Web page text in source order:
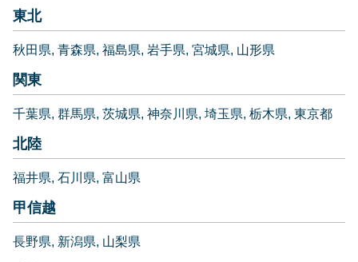
東北
秋田県 青森県 福島県 岩手県 宮城県 山形県
関東
千葉県 群馬県 茨城県 神奈川県 埼玉県 栃木県 東京都
北陸
福井県 石川県 富山県
甲信越
長野県 新潟県 山梨県